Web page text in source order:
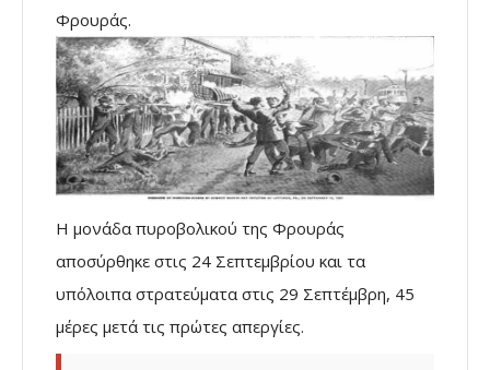
Φρουράς.
Η μονάδα πυροβολικού της Φρουράς
αποσύρθηκε στις 24 Σεπτεμβρίου και τα
υπόλοιπα στρατεύματα στις 29 Σεπτέμβρη, 45
μέρες μετά τις πρώτες απεργίες.